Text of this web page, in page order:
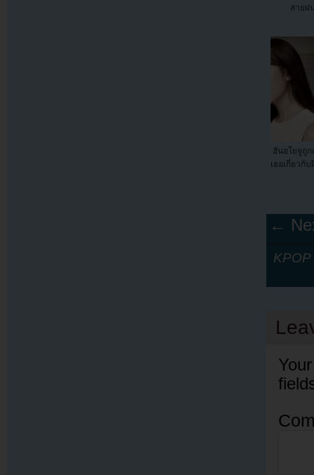
สายฝ
ฮันฮโยจูถู
เธอเกี่ยวกั
←